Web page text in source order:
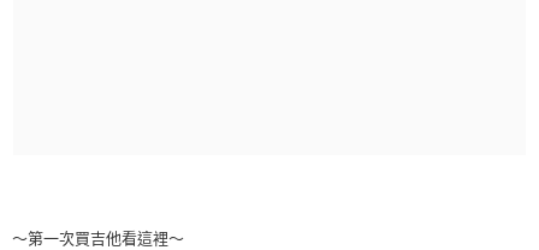
～第一次買吉他看這裡～